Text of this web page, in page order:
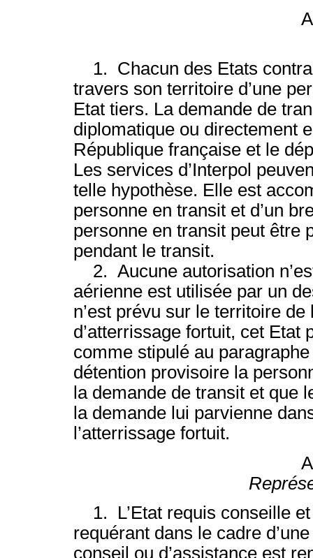
1. Chacun des Etats
travers son territoire d’une
Etat tiers. La demande de
diplomatique ou directement
République française et le
Les services d’Interpol
telle hypothèse. Elle est
personne en transit et d’un
personne en transit peut être
pendant le transit.
2. Aucune autorisation
aérienne est utilisée par un
n’est prévu sur le territoire de
d’atterrissage fortuit, cet Etat
comme stipulé au
détention provisoire la
la demande de transit et que
la demande lui parvienne
l’atterrissage fortuit.
1. L’Etat requis conseille et
requérant dans le cadre
conseil ou d’assistance est